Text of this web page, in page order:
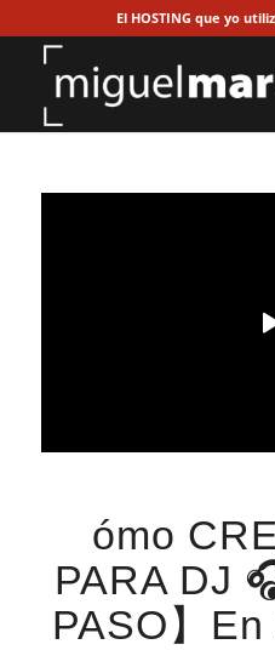
El HOSTING que yo
ómo
PARA DJ
PASO】